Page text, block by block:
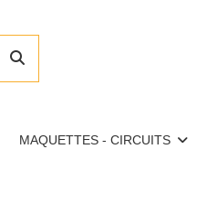
MAQUETTES - CIRCUITS